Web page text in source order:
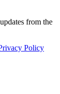
from the
Policy